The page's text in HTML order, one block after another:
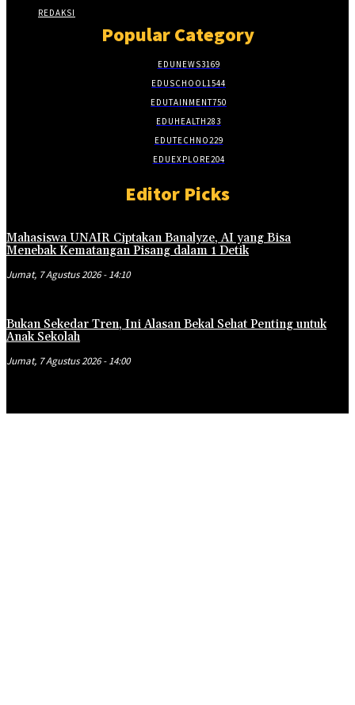
REDAKSI
Popular Category
EDUNEWS3169
EDUSCHOOL1544
EDUTAINMENT750
EDUHEALTH283
EDUTECHNO229
EDUEXPLORE204
Editor Picks
Mahasiswa UNAIR Ciptakan Banalyze, AI yang Bisa
Menebak Kematangan Pisang dalam 1 Detik
Jumat, 7 Agustus 2026 - 14:10
Bukan Sekedar Tren, Ini Alasan Bekal Sehat Penting untuk
Anak Sekolah
Jumat, 7 Agustus 2026 - 14:00